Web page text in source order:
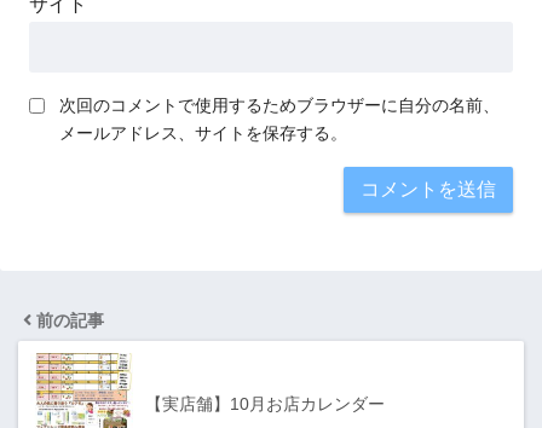
サイト
次回のコメントで使用するためブラウザーに自分の名前、
メールアドレス、サイトを保存する。
前の記事
【実店舗】10月お店カレンダー